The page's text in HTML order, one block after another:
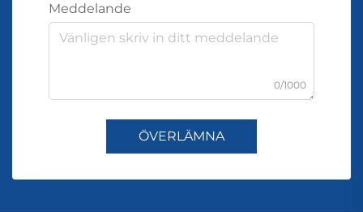
Meddelande
0/1000
ÖVERLÄMNA